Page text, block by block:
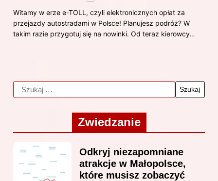
Witamy w erze e-TOLL, czyli elektronicznych opłat za
przejazdy autostradami w Polsce! Planujesz podróż? W
takim razie przygotuj się na nowinki. Od teraz kierowcy…
Zwiedzanie
Odkryj niezapomniane
atrakcje w Małopolsce,
które musisz zobaczyć